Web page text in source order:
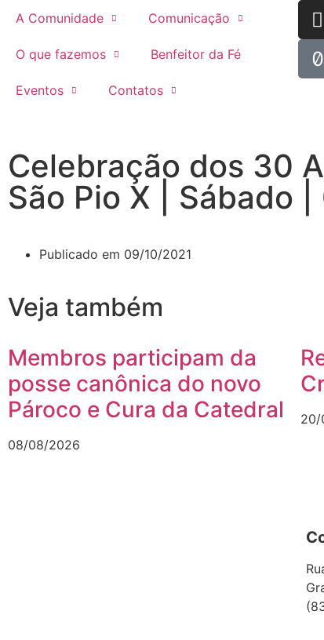
A Comunidade Comunicação
O que fazemos Benfeitor da Fé
Eventos Contatos
Celebração dos 30
São Pio X | Sábado
Publicado em 09/10/2021
Veja também
Membros participam da
posse canônica do novo
Pároco e Cura da Catedral
08/08/2026
20/